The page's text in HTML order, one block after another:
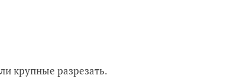
крупные разрезать.